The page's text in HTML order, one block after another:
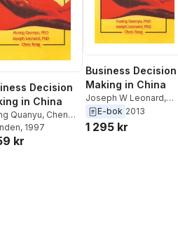
Decision
in China
Quanyu, Chen
,Joseph W
, 1997
kr
Business Decision
Making in China
Joseph W Leonard,
Chen Tong,Huang
Quanyu
E-bok 2013
1 295 kr